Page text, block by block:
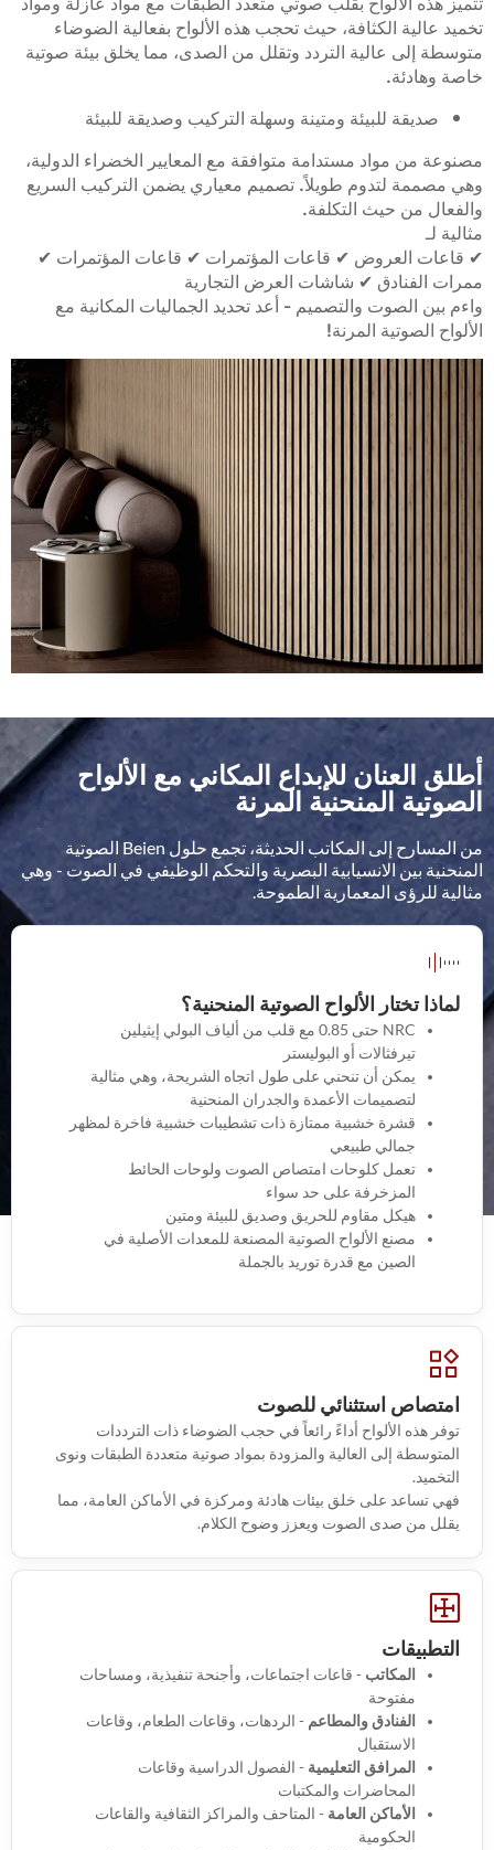
تخميد عالية الكثافة، حيث تحجب هذه الألواح بفعالية الضوضاء
متوسطة إلى عالية التردد وتقلل من الصدى، مما يخلق بيئة صوتية
خاصة وهادئة.
صديقة للبيئة ومتينة وسهلة التركيب وصديقة للبيئة
مصنوعة من مواد مستدامة متوافقة مع المعايير الخضراء الدولية،
وهي مصممة لتدوم طويلاً. تصميم معياري يضمن التركيب السريع
والفعال من حيث التكلفة.
مثالية لـ
✔ قاعات العروض ✔ قاعات المؤتمرات ✔ قاعات المؤتمرات ✔
ممرات الفنادق ✔ شاشات العرض التجارية
واءم بين الصوت والتصميم - أعد تحديد الجماليات المكانية مع
الألواح الصوتية المرنة!
أطلق العنان للإبداع المكاني مع الألواح
الصوتية المنحنية المرنة
من المسارح إلى المكاتب الحديثة، تجمع حلول Beien الصوتية
المنحنية بين الانسيابية البصرية والتحكم الوظيفي في الصوت - وهي
مثالية للرؤى المعمارية الطموحة.
لماذا تختار الألواح الصوتية المنحنية؟
NRC حتى 0.85 مع قلب من ألياف البولي إيثيلين
تيرفثالات أو البوليستر
يمكن أن تنحني على طول اتجاه الشريحة، وهي مثالية
لتصميمات الأعمدة والجدران المنحنية
قشرة خشبية ممتازة ذات تشطيبات خشبية فاخرة لمظهر
جمالي طبيعي
تعمل كلوحات امتصاص الصوت ولوحات الحائط
المزخرفة على حد سواء
هيكل مقاوم للحريق وصديق للبيئة ومتين
مصنع الألواح الصوتية المصنعة للمعدات الأصلية في
الصين مع قدرة توريد بالجملة
امتصاص استثنائي للصوت
توفر هذه الألواح أداءً رائعاً في حجب الضوضاء ذات الترددات
المتوسطة إلى العالية والمزودة بمواد صوتية متعددة الطبقات ونوى
التخميد.
فهي تساعد على خلق بيئات هادئة ومركزة في الأماكن العامة، مما
يقلل من صدى الصوت ويعزز وضوح الكلام.
التطبيقات
المكاتب - قاعات اجتماعات، وأجنحة تنفيذية، ومساحات
مفتوحة
الفنادق والمطاعم - الردهات، وقاعات الطعام، وقاعات
الاستقبال
المرافق التعليمية - الفصول الدراسية وقاعات
المحاضرات والمكتبات
الأماكن العامة - المتاحف والمراكز الثقافية والقاعات
الحكومية